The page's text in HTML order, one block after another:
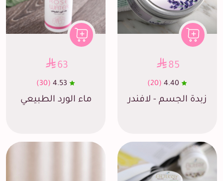
85
4.40
(20)
زبدة الجسم - لافندر
63
4.53
(30)
ماء الورد الطبيعي